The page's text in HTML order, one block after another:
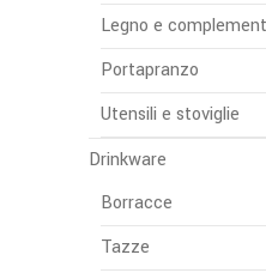
Legno e
Portapranzo
Utensili e stoviglie
Drinkware
Borracce
Tazze